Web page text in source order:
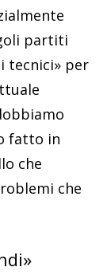
partiti
tecnici» per
fatto in
che
che